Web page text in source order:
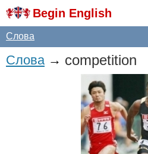
Begin English
Слова
Слова→ competition